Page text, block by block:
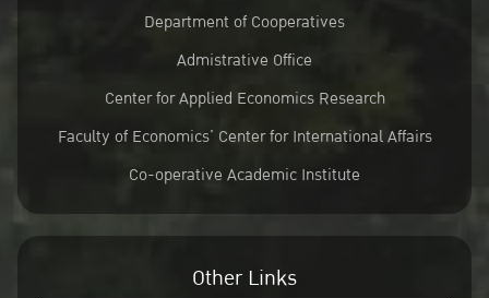
Department of Cooperatives
Admistrative Office
Center for Applied Economics Research
Faculty of Economics’ Center for International Affairs
Co-operative Academic Institute
Other Links